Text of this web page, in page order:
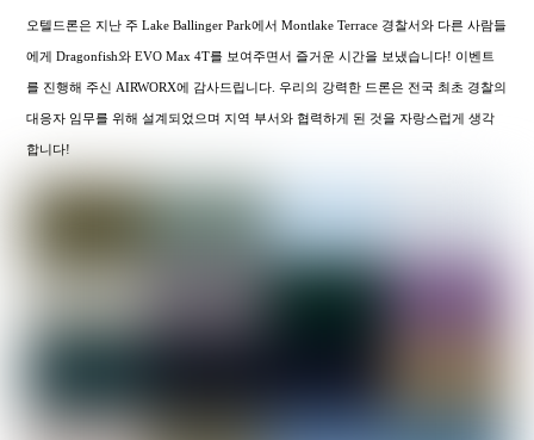
오텔드론은 지난 주 Lake Ballinger Park에서 Montlake Terrace 경찰서와 다른 사람들
에게 Dragonfish와 EVO Max 4T를 보여주면서 즐거운 시간을 보냈습니다! 이벤트
를 진행해 주신 AIRWORX에 감사드립니다. 우리의 강력한 드론은 전국 최초 경찰의
대응자 임무를 위해 설계되었으며 지역 부서와 협력하게 된 것을 자랑스럽게 생각
합니다!